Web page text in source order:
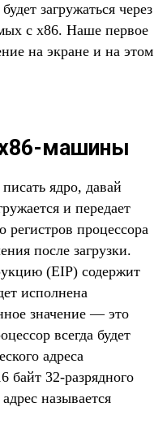
загружаться через
с x86. Наше первое
на экране и на этом
машины
ядро, давай
и передает
регистров процессора
после загрузки.
(EIP) содержит
исполнена
значение — это
всегда будет
адреса
байт 32-разрядного
называется